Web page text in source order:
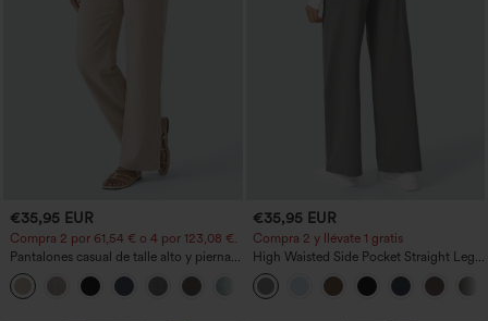
€35,95 EUR
Compra 2 por 61,54 € o 4 por 123,08 €.
Pantalones casual de talle alto y pierna
recta con tacto de lino y bolsillos
+5
€35,95 EUR
Compra 2 y llévate 1 gratis
High Waisted Side Pocket Straight Leg
Work Pants